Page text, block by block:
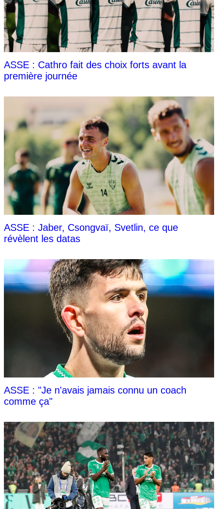
ASSE : Cathro fait des choix forts avant la
première journée
ASSE : Jaber, Csongvaï, Svetlin, ce que
révèlent les datas
ASSE : "Je n'avais jamais connu un coach
comme ça"